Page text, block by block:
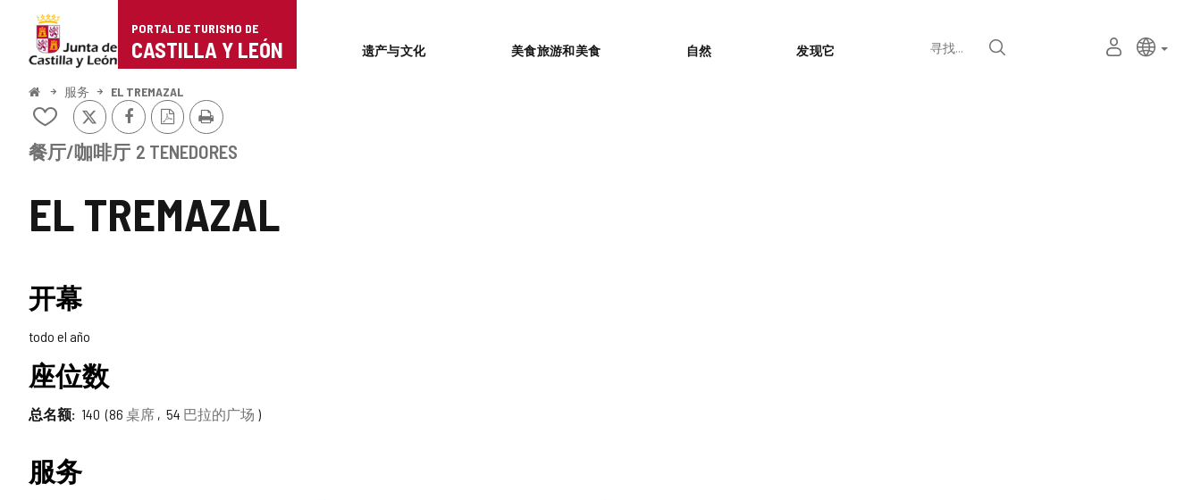
Portal
de
Turismo
Castilla
León
PORTAL DE TURISMO DE
CASTILLA Y LEÓN 遗产与文化 美食旅游和美食 自然 发现它 寻找
语
言
主动语
中文
开
始
服务 EL TREMAZAL
EL TREMAZAL
从
的
笔
本
除
推
特
FacebookPDF
版
本
打
印
餐厅/咖啡厅 2 TENEDORES
开幕
todo el año
座位数
总名额 140 86 桌席 54 巴拉的广场
服务